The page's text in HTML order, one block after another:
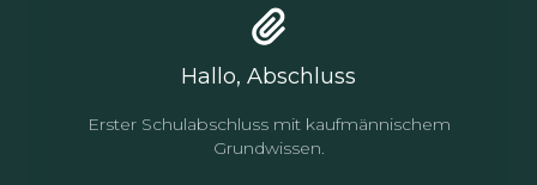
Hallo, Abschluss
Erster Schulabschluss mit kaufmännischem
Grundwissen.